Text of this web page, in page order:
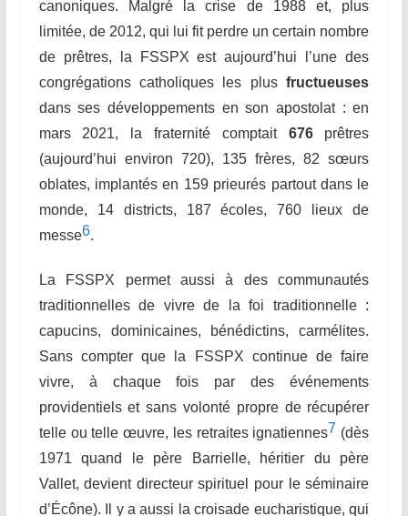
canoniques. Malgré la crise de 1988 et, plus
limitée, de 2012, qui lui fit perdre un certain nombre
de prêtres, la FSSPX est aujourd’hui l’une des
congrégations catholiques les plusfructueuses
dans ses développements en son apostolat : en
mars 2021, la fraternité comptait 676prêtres
(aujourd’hui environ 720), 135 frères, 82 sœurs
oblates, implantés en 159 prieurés partout dans le
monde, 14 districts, 187 écoles, 760 lieux de
messe6.
La FSSPX permet aussi à des communautés
traditionnelles de vivre de la foi traditionnelle :
capucins, dominicaines, bénédictins, carmélites.
Sans compter que la FSSPX continue de faire
vivre, à chaque fois par des événements
providentiels et sans volonté propre de récupérer
telle ou telle œuvre, les retraites ignatiennes7 (dès
1971 quand le père Barrielle, héritier du père
Vallet, devient directeur spirituel pour le séminaire
d’Écône). Il y a aussi la croisade eucharistique, qui